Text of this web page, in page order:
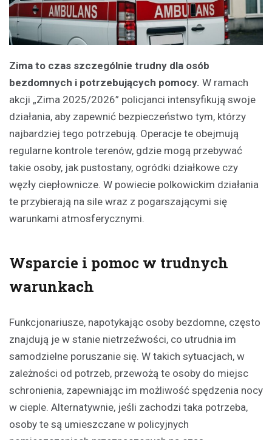
Zima to czas szczególnie trudny dla osób
bezdomnych i potrzebujących pomocy. W ramach
akcji „Zima 2025/2026” policjanci intensyfikują swoje
działania, aby zapewnić bezpieczeństwo tym, którzy
najbardziej tego potrzebują. Operacje te obejmują
regularne kontrole terenów, gdzie mogą przebywać
takie osoby, jak pustostany, ogródki działkowe czy
węzły ciepłownicze. W powiecie polkowickim działania
te przybierają na sile wraz z pogarszającymi się
warunkami atmosferycznymi.
Wsparcie i pomoc w trudnych
warunkach
Funkcjonariusze, napotykając osoby bezdomne, często
znajdują je w stanie nietrzeźwości, co utrudnia im
samodzielne poruszanie się. W takich sytuacjach, w
zależności od potrzeb, przewożą te osoby do miejsc
schronienia, zapewniając im możliwość spędzenia nocy
w cieple. Alternatywnie, jeśli zachodzi taka potrzeba,
osoby te są umieszczane w policyjnych